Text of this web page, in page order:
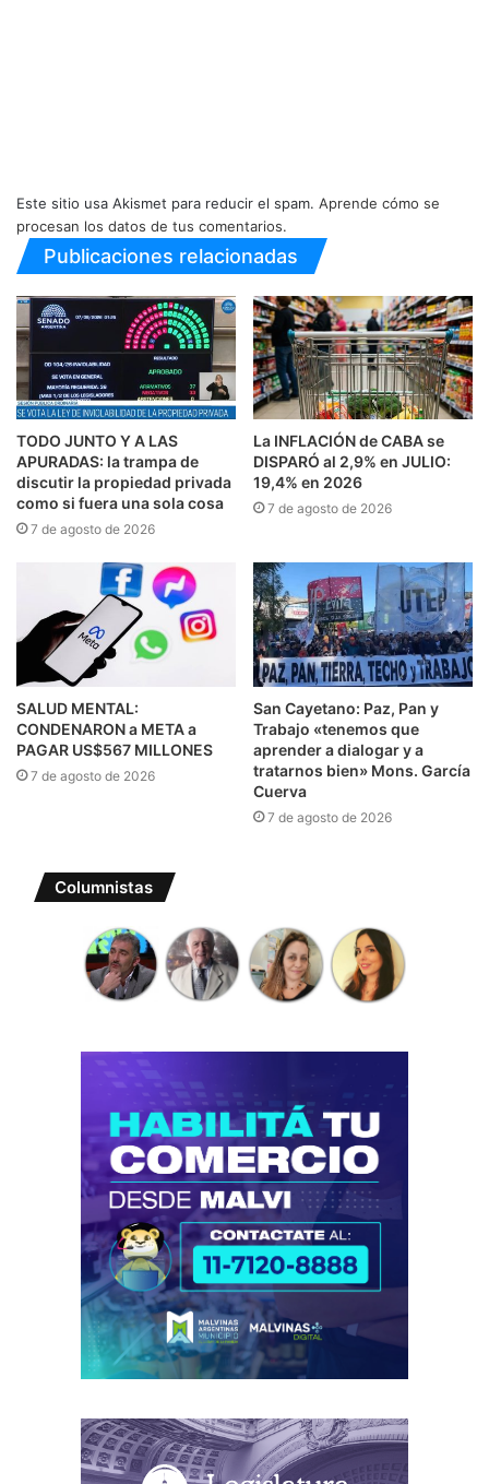
Este sitio usa Akismet para reducir el spam. Aprende cómo se
procesan los datos de tus comentarios.
Publicaciones relacionadas
TODO JUNTO Y A LAS
APURADAS: la trampa de
discutir la propiedad privada
como si fuera una sola cosa
7 de agosto de 2026
La INFLACIÓN de CABA se
DISPARÓ al 2,9% en JULIO:
19,4% en 2026
7 de agosto de 2026
SALUD MENTAL:
CONDENARON a META a
PAGAR US$567 MILLONES
7 de agosto de 2026
San Cayetano: Paz, Pan y
Trabajo «tenemos que
aprender a dialogar y a
tratarnos bien» Mons. García
Cuerva
7 de agosto de 2026
Columnistas